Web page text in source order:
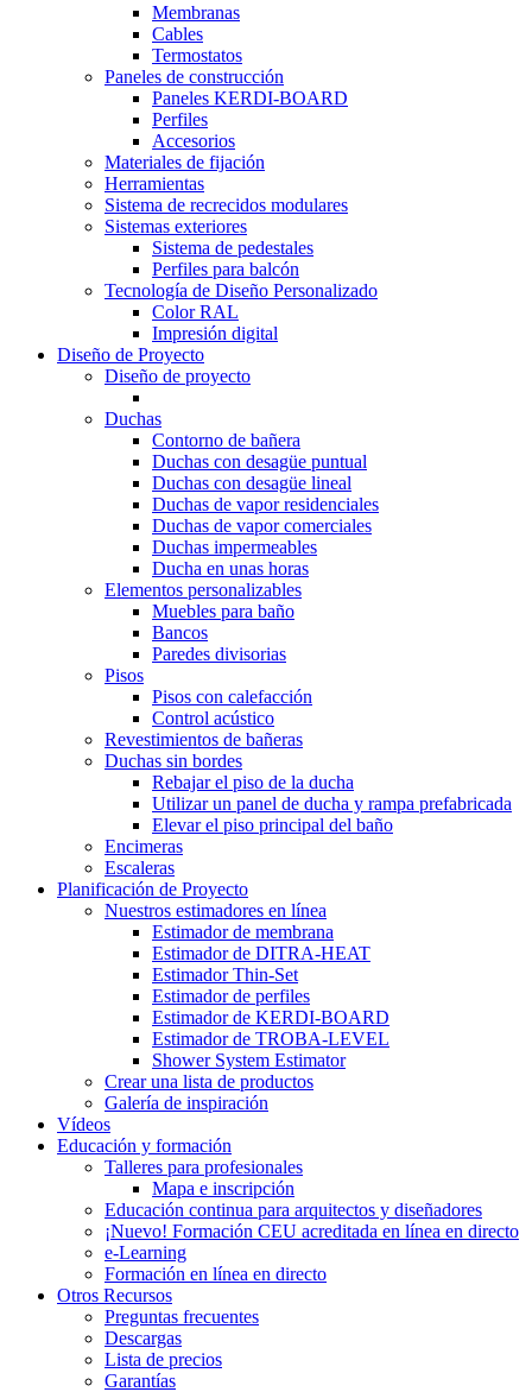
Membranas
Cables
Termostatos
Paneles de construcción
Paneles KERDI-BOARD
Perfiles
Accesorios
Materiales de fijación
Herramientas
Sistema de recrecidos modulares
Sistemas exteriores
Sistema de pedestales
Perfiles para balcón
Tecnología de Diseño Personalizado
Color RAL
Impresión digital
Diseño de Proyecto
Diseño de proyecto
Duchas
Contorno de bañera
Duchas con desagüe puntual
Duchas con desagüe lineal
Duchas de vapor residenciales
Duchas de vapor comerciales
Duchas impermeables
Ducha en unas horas
Elementos personalizables
Muebles para baño
Bancos
Paredes divisorias
Pisos
Pisos con calefacción
Control acústico
Revestimientos de bañeras
Duchas sin bordes
Rebajar el piso de la ducha
Utilizar un panel de ducha y rampa prefabricada
Elevar el piso principal del baño
Encimeras
Escaleras
Planificación de Proyecto
Nuestros estimadores en línea
Estimador de membrana
Estimador de DITRA-HEAT
Estimador Thin-Set
Estimador de perfiles
Estimador de KERDI-BOARD
Estimador de TROBA-LEVEL
Shower System Estimator
Crear una lista de productos
Galería de inspiración
Vídeos
Educación y formación
Talleres para profesionales
Mapa e inscripción
Educación continua para arquitectos y diseñadores
¡Nuevo! Formación CEU acreditada en línea en directo
e-Learning
Formación en línea en directo
Otros Recursos
Preguntas frecuentes
Descargas
Lista de precios
Garantías